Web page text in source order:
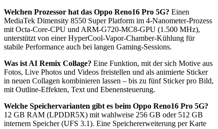
Welchen Prozessor hat das Oppo Reno16 Pro 5G? Einen
MediaTek Dimensity 8550 Super Platform im 4-Nanometer-Prozess
mit Octa-Core-CPU und ARM-G720-MC8-GPU (1.500 MHz),
unterstützt von einer HyperCool-Vapor-Chamber-Kühlung für
stabile Performance auch bei langen Gaming-Sessions.
Was ist AI Remix Collage? Eine Funktion, mit der sich Motive aus
Fotos, Live Photos und Videos freistellen und als animierte Sticker
in neuen Collagen kombinieren lassen – bis zu fünf Sticker pro Bild,
mit Outline-Effekten, Text und Ebenensteuerung.
Welche Speichervarianten gibt es beim Oppo Reno16 Pro 5G?
12 GB RAM (LPDDR5X) mit wahlweise 256 GB oder 512 GB
internem Speicher (UFS 3.1). Eine Speichererweiterung per Karte